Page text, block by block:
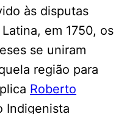
às disputas
em 1750, os
se uniram
região para
Roberto
Indigenista